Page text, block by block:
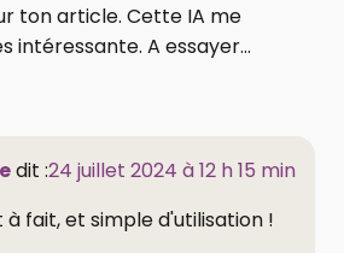
ton article. Cette IA me
intéressante. A essayer...
dit :24 juillet 2024 à 12 h 15 min
à fait, et simple d'utilisation !